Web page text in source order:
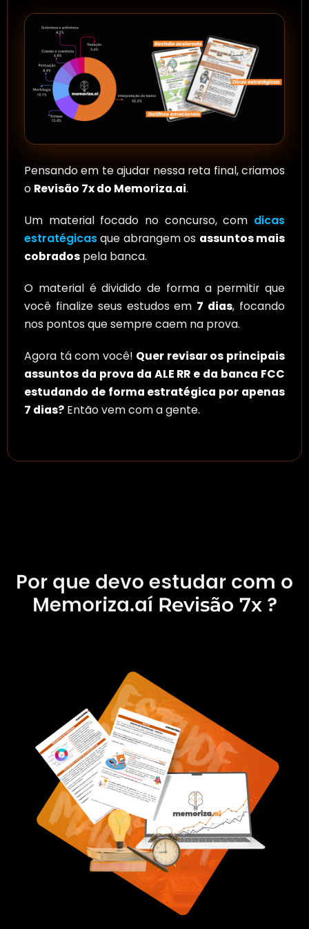
Pensando em te ajudar nessa reta final, criamos
o Revisão 7x do Memoriza.ai.
Um material focado no concurso, com dicas
estratégicas que abrangem os assuntos mais
cobrados pela banca.
O material é dividido de forma a permitir que
você finalize seus estudos em 7 dias, focando
nos pontos que sempre caem na prova.
Agora tá com você! Quer revisar os principais
assuntos da prova da ALE RR e da banca FCC
estudando de forma estratégica por apenas
7 dias? Então vem com a gente.
Por que devo estudar com o
Memoriza.aí Revisão 7x ?